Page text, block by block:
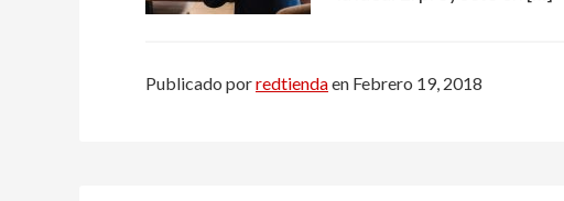
Publicado porredtiendaen Febrero 19, 2018